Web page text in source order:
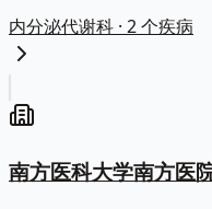
内分泌代谢科 · 2 个疾病
南方医科大学南方医